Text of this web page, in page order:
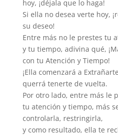
hoy, ¡déjala que lo haga!
Si ella no desea verte hoy,
su deseo!
Entre más no le prestes tu
y tu tiempo, adivina qué,
con tu Atención y Tiempo!
¡Ella comenzará a
querrá tenerte de vuelta.
Por otro lado, entre más le
tu atención y tiempo, más
controlarla, restringirla,
y como resultado, ella te